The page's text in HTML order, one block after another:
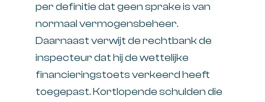
per definitie dat geen sprake is van
normaal vermogensbeheer.
Daarnaast verwijt de rechtbank de
inspecteur dat hij de wettelijke
financieringstoets verkeerd heeft
toegepast. Kortlopende schulden die